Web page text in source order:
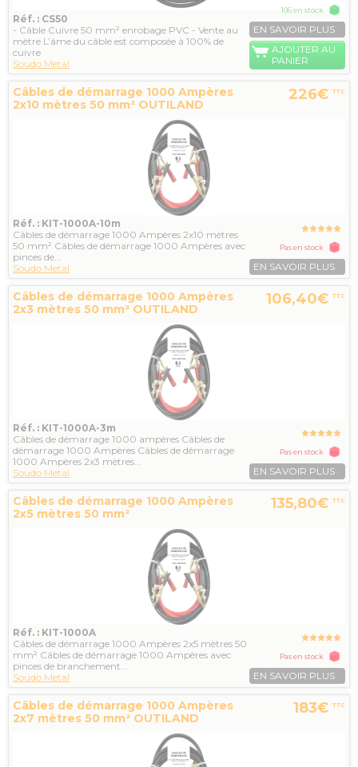
Réf. : CS50
- Câble Cuivre 50 mm² enrobage PVC - Vente au
mètre L’âme du câble est composée à 100% de
cuivre
Soudo Metal
106 en stock
EN SAVOIR PLUS
AJOUTER AU
PANIER
Câbles de démarrage 1000 Ampères
2x10 mètres 50 mm² OUTILAND
226€ TTC
Réf. : KIT-1000A-10m
Câbles de démarrage 1000 Ampères 2x10 mètres
50 mm² Câbles de démarrage 1000 Ampères avec
pinces de...
Soudo Metal
Pas en stock
EN SAVOIR PLUS
Câbles de démarrage 1000 Ampères
2x3 mètres 50 mm² OUTILAND
106,40€ TTC
Réf. : KIT-1000A-3m
Câbles de démarrage 1000 ampères Câbles de
démarrage 1000 Ampères Câbles de démarrage
1000 Ampères 2x3 mètres...
Soudo Metal
Pas en stock
EN SAVOIR PLUS
Câbles de démarrage 1000 Ampères
2x5 mètres 50 mm²
135,80€ TTC
Réf. : KIT-1000A
Câbles de démarrage 1000 Ampères 2x5 mètres 50
mm² Câbles de démarrage 1000 Ampères avec
pinces de branchement...
Soudo Metal
Pas en stock
EN SAVOIR PLUS
Câbles de démarrage 1000 Ampères
2x7 mètres 50 mm² OUTILAND
183€ TTC